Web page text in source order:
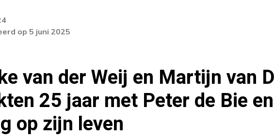
licentie-fout opgetreden. Als het probleem
voordoen, neem dan contact op met onze
op 5 juni 2025
van der Weij en Martijn van
25 jaar met Peter de Bie
op zijn leven